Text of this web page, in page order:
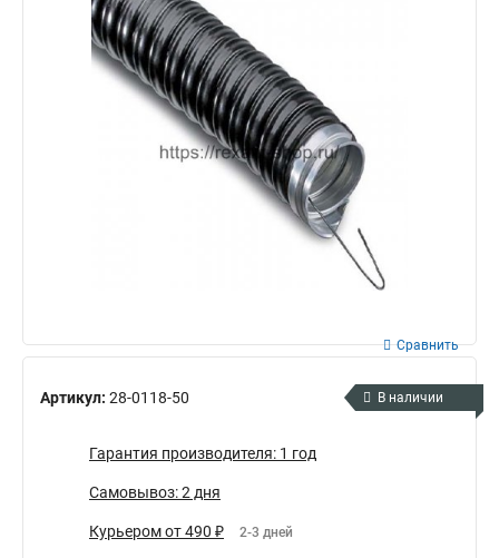
Артикул: 28-0118-50
Сравнить
В наличии
Гарантия производителя: 1 год
Самовывоз: 2 дня
Курьером от 490 ₽ 2-3 дней